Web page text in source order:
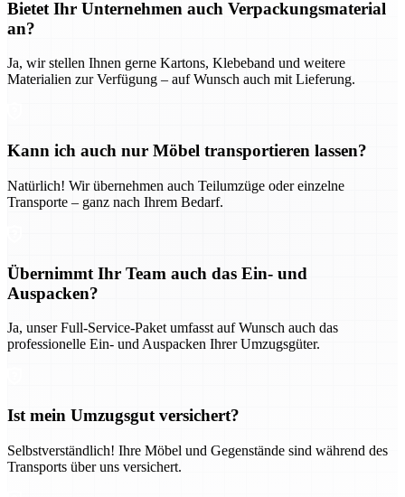
Bietet Ihr Unternehmen auch Verpackungsmaterial
an?
Ja, wir stellen Ihnen gerne Kartons, Klebeband und weitere
Materialien zur Verfügung – auf Wunsch auch mit Lieferung.
Kann ich auch nur Möbel transportieren lassen?
Natürlich! Wir übernehmen auch Teilumzüge oder einzelne
Transporte – ganz nach Ihrem Bedarf.
Übernimmt Ihr Team auch das Ein- und
Auspacken?
Ja, unser Full-Service-Paket umfasst auf Wunsch auch das
professionelle Ein- und Auspacken Ihrer Umzugsgüter.
Ist mein Umzugsgut versichert?
Selbstverständlich! Ihre Möbel und Gegenstände sind während des
Transports über uns versichert.